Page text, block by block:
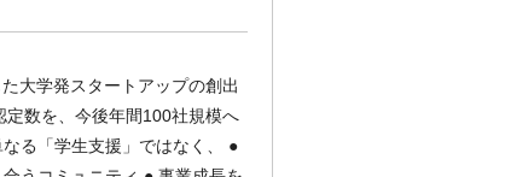
大学発スタートアップの創出
数を、今後年間100社規模へ
る「学生支援」ではなく、 ●